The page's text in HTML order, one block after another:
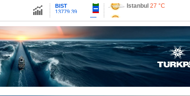
Altın6659.71
Euro55.1258 Antalya32 °C
Muğla 34 °C
Çanakkale 34 °C